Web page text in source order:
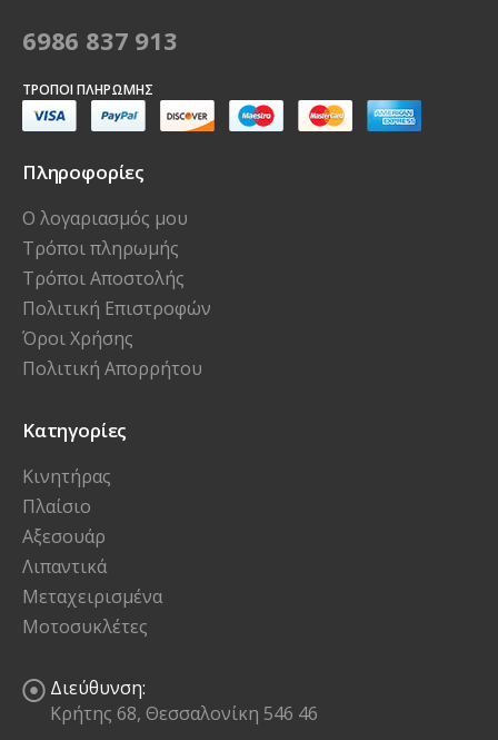
6986 837 913
ΤΡΌΠΟΙ ΠΛΗΡΩΜΉΣ
Πληροφορίες
Ο λογαριασμός μου
Τρόποι πληρωμής
Τρόποι Αποστολής
Πολιτική Επιστροφών
Όροι Χρήσης
Πολιτική Απορρήτου
Κατηγορίες
Κινητήρας
Πλαίσιο
Αξεσουάρ
Λιπαντικά
Μεταχειρισμένα
Μοτοσυκλέτες
Διεύθυνση:
Κρήτης 68, Θεσσαλονίκη 546 46